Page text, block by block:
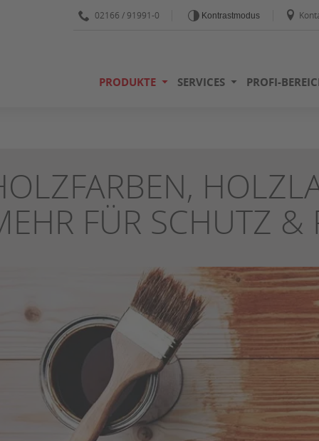
02166 / 91991-0 Kontrastmodus
PRODUKTE SERVICES PROFI-
FÜR SCHUTZ &